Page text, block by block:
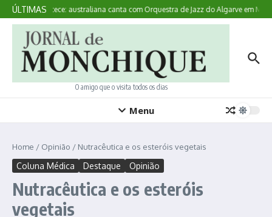
Ir para o conteúdo
ÚLTIMAS
Aqui Acontece: australiana canta com Orquestra de Jazz do Algarve em
O amigo que o visita todos os dias
Menu
Home / Opinião / Nutracêutica e os esteróis vegetais
Coluna Médica Destaque Opinião
Nutracêutica e os esteróis
vegetais